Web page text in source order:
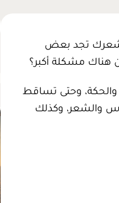
شعرك تجد بعض
هناك مشكلة أكبر؟
والحكة، وحتى تساقط
والشعر، وكذلك